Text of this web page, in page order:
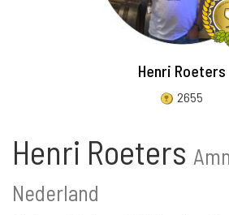
Henri Roeters
2655
Henri Roeters
Nederland